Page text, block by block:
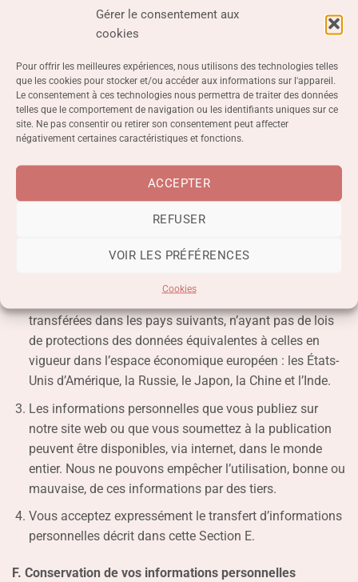
Gérer le consentement aux
cookies
Pour offrir les meilleures expériences, nous utilisons des technologies telles
que les cookies pour stocker et/ou accéder aux informations sur l'appareil.
Le consentement à ces technologies nous permettra de traiter des données
telles que le comportement de navigation ou les identifiants uniques sur ce
site. Ne pas consentir ou retirer son consentement peut affecter
négativement certaines caractéristiques et fonctions.
ACCEPTER
REFUSER
VOIR LES PRÉFÉRENCES
Cookies
personnelles si, selon notre opinion, un tel tribunal ou
divulgation de ces informations personnelles.
Sauf disposition contraire de la présente politique, nous ne
transmettrons pas vos informations personnelles à des
tierces parties.
E. Transferts internationaux de données
Les informations que nous collectons peuvent être
lesquels nous opérons, afin de nous permettre d’utiliser
transférées dans les pays suivants, n’ayant pas de lois
de protections des données équivalentes à celles en
vigueur dans l’espace économique européen : les États-
Unis d’Amérique, la Russie, le Japon, la Chine et l’Inde.
Les informations personnelles que vous publiez sur
notre site web ou que vous soumettez à la publication
peuvent être disponibles, via internet, dans le monde
entier. Nous ne pouvons empêcher l’utilisation, bonne ou
mauvaise, de ces informations par des tiers.
Vous acceptez expressément le transfert d’informations
personnelles décrit dans cette Section E.
F. Conservation de vos informations personnelles